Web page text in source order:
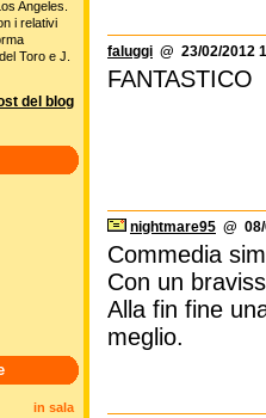
faluggi @ 23/02/2012
FANTASTICO
nightmare95 @
Commedia
Con un
Alla fin fine
meglio.
Angeles.
i relativi
Toro e J.
del blog
in sala